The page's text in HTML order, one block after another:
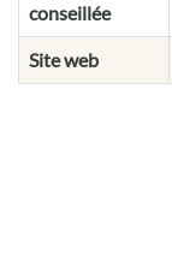
conseillée
Site web